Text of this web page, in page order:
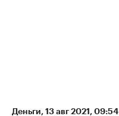
Деньги⁠, 13 авг 2021, 09:54